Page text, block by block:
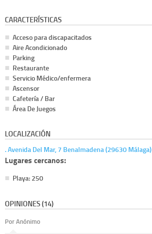
CARACTERÍSTICAS
Acceso para discapacitados
Aire Acondicionado
Parking
Restaurante
Servicio Médico/enfermera
Ascensor
Cafetería / Bar
Área De Juegos
LOCALIZACIÓN
. Avenida Del Mar, 7 Benalmadena (29630 Málaga)
Lugares cercanos:
Playa: 250
OPINIONES (14)
Por Anónimo